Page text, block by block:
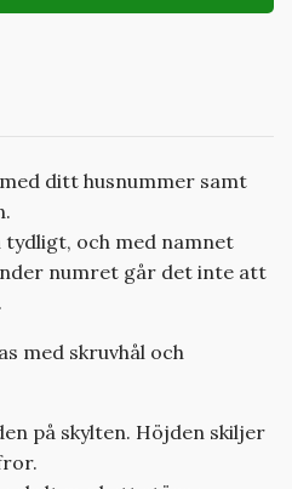
ditt husnummer samt
och med namnet
numret går det inte att
med skruvhål och
på skylten. Höjden skiljer